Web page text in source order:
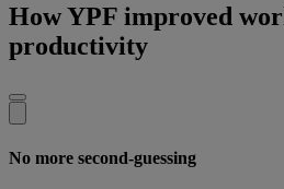
How YPF improved
productivity
No more second-guessing